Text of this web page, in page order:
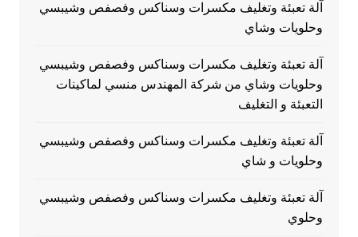
آلة تعبئة وتغليف مكسرات وسناكس وفصفص وشيبسي
وحلويات وشاي
آلة تعبئة وتغليف مكسرات وسناكس وفصفص وشيبسي
وحلويات وشاي من شركة المهندس منسي لماكينات
التعبئة و التغليف
آلة تعبئة وتغليف مكسرات وسناكس وفصفص وشيبسي
وحلويات و شاي
آلة تعبئة وتغليف مكسرات وسناكس وفصفص وشيبسي
وحلوي